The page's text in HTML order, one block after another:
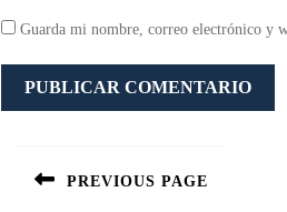
Guarda mi nombre, correo electrónico y
de
PREVIOUS PAGE